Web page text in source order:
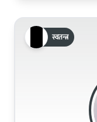
स्वतन्त्र